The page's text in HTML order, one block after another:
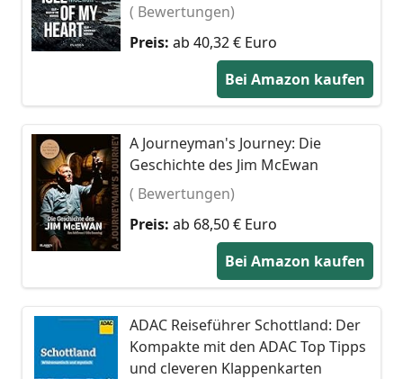
( Bewertungen)
Preis: ab 40,32 € Euro
Bei Amazon kaufen
A Journeyman's Journey: Die
Geschichte des Jim McEwan
( Bewertungen)
Preis: ab 68,50 € Euro
Bei Amazon kaufen
ADAC Reiseführer Schottland: Der
Kompakte mit den ADAC Top Tipps
und cleveren Klappenkarten